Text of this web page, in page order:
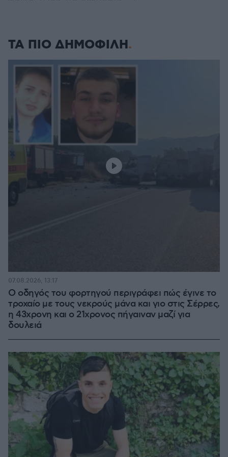
ΤΑ ΠΙΟ ΔΗΜΟΦΙΛΗ
Ο οδηγός του φορτηγού περιγράφει πώς έγινε το
τροχαίο με τους νεκρούς μάνα και γιο στις Σέρρες,
η 43χρονη και ο 21χρονος πήγαιναν μαζί για
δουλειά
07.08.2026, 13:17